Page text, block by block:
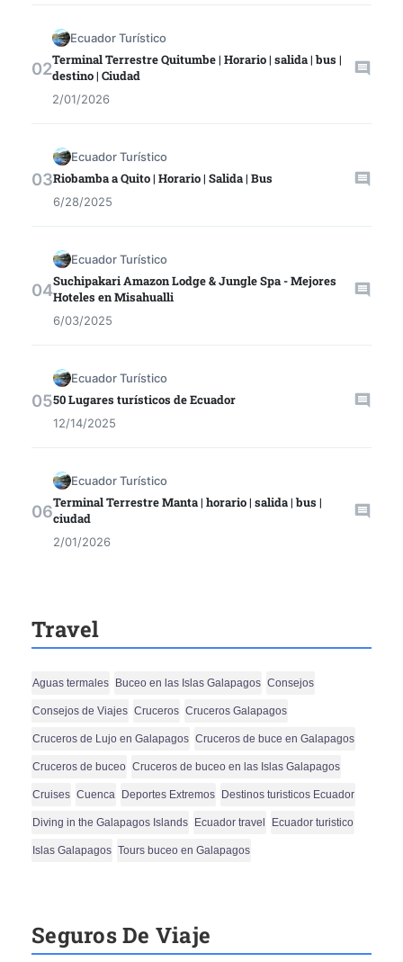
Ecuador Turístico
Terminal Terrestre Quitumbe | Horario | salida | bus |
destino | Ciudad
2/01/2026
Ecuador Turístico
Riobamba a Quito | Horario | Salida | Bus
6/28/2025
Ecuador Turístico
Suchipakari Amazon Lodge & Jungle Spa - Mejores
Hoteles en Misahualli
6/03/2025
Ecuador Turístico
50 Lugares turísticos de Ecuador
12/14/2025
Ecuador Turístico
Terminal Terrestre Manta | horario | salida | bus |
ciudad
2/01/2026
Travel
Aguas termales Buceo en las Islas Galapagos Consejos
Consejos de Viajes Cruceros Cruceros Galapagos
Cruceros de Lujo en Galapagos Cruceros de buce en Galapagos
Cruceros de buceo Cruceros de buceo en las Islas Galapagos
Cruises Cuenca Deportes Extremos Destinos turisticos Ecuador
Diving in the Galapagos Islands Ecuador travel Ecuador turistico
Islas Galapagos Tours buceo en Galapagos
Seguros De Viaje